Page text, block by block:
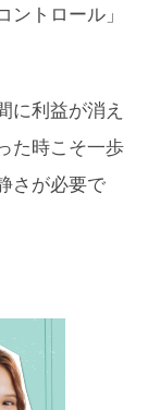
トロール」
に利益が消え
た時こそ一歩
さが必要で